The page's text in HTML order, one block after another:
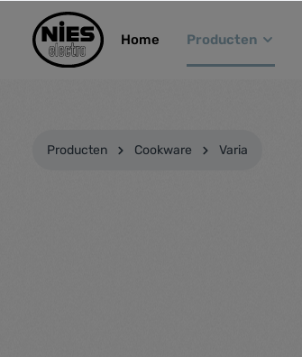
general.skipToNavigation
Home Producten
Producten Cookware Varia